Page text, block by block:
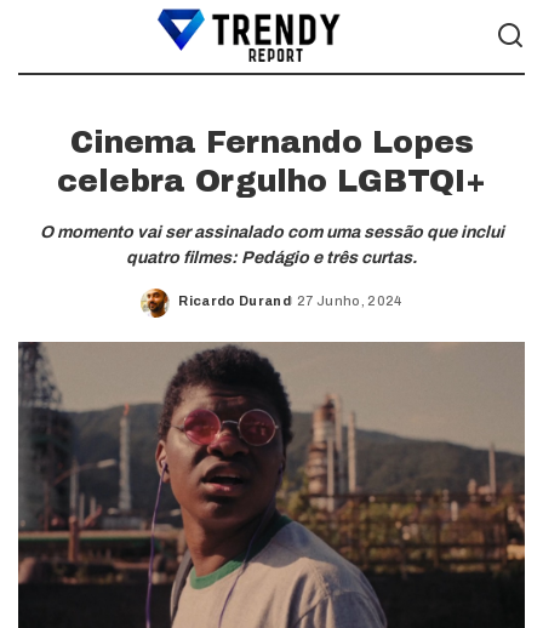
Cinema Fernando Lopes
celebra Orgulho LGBTQI+
O momento vai ser assinalado com uma sessão que inclui
quatro filmes: Pedágio e três curtas.
Posted
Ricardo Durand 27 Junho, 2024